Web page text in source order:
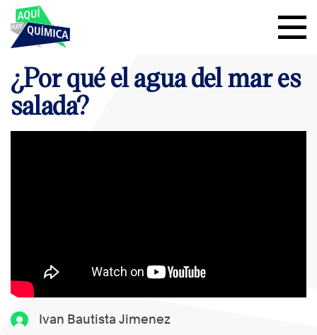
Ivan Bautista Jimenez
¿Por qué el agua del mar es
salada?